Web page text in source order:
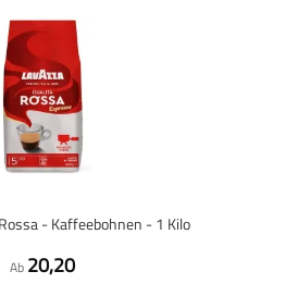
- Kaffeebohnen - 1 Kilo
Ab 20,20